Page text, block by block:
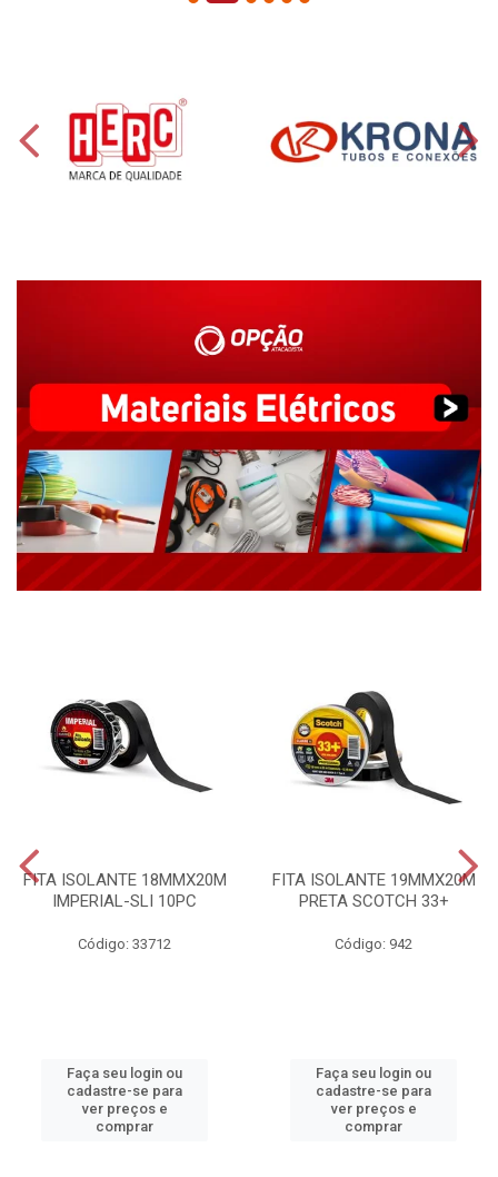
FITA ISOLANTE 18MMX20M
IMPERIAL-SLI 10PC
Código: 33712
Faça seu login ou
cadastre-se para
ver preços e
comprar
FITA ISOLANTE 19MMX20M
PRETA SCOTCH 33+
Código: 942
Faça seu login ou
cadastre-se para
ver preços e
comprar